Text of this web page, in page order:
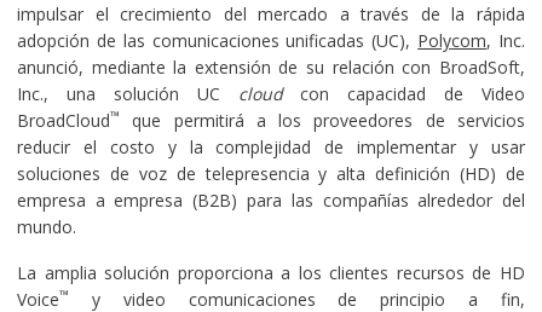
impulsar el crecimiento del mercado a través de la rápida
adopción de las comunicaciones unificadas (UC), Polycom, Inc.
anunció, mediante la extensión de su relación con BroadSoft,
Inc., una solución UC cloudcon capacidad de Video
BroadCloud™
que permitirá a los proveedores de servicios
reducir el costo y la complejidad de implementar y usar
soluciones de voz de telepresencia y alta definición (HD) de
empresa a empresa (B2B) para las compañías alrededor del
mundo.
La amplia solución proporciona a los clientes recursos de HD
Voice™
y video comunicaciones de principio a fin,